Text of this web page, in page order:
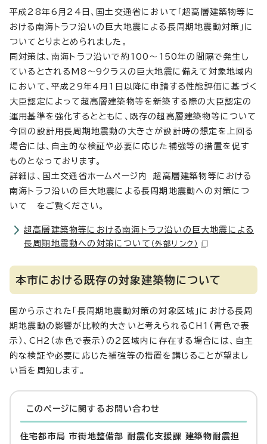
平成28年6月24日、国土交通省において「超高層建築物等に
おける南海トラフ沿いの巨大地震による長周期地震動対策」に
ついてとりまとめられました。
同対策は、南海トラフ沿いで約100～150年の間隔で発生し
ているとされるM8～9クラスの巨大地震に備えて対象地域内
において、平成29年4月1日以降に申請する性能評価に基づく
大臣認定によって超高層建築物等を新築する際の大臣認定の
運用基準を強化するとともに、既存の超高層建築物等について
今回の設計用長周期地震動の大きさが設計時の想定を上回る
場合には、自主的な検証や必要に応じた補強等の措置を促す
ものとなっております。
詳細は、国土交通省ホームページ内 超高層建築物等における
南海トラフ沿いの巨大地震による長周期地震動への対策につ
いて をご覧ください。
超高層建築物等における南海トラフ沿いの巨大地震による
長周期地震動への対策について （外部リンク）
本市における既存の対象建築物について
国から示された「長周期地震動対策の対象区域」における長周
期地震動の影響が比較的大きいと考えられるCH1（青色で表
示）、CH2（赤色で表示）の2区域内に存在する場合には、自主
的な検証や必要に応じた補強等の措置を講じることが望まし
い旨を周知します。
このページに関する お問い合わせ
住宅都市局 市街地整備部 耐震化支援課 建築物耐震担